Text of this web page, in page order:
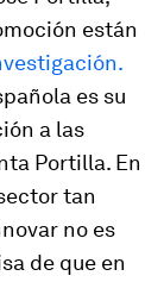
están
es su
a las
Portilla. En
tan
no es
de que en